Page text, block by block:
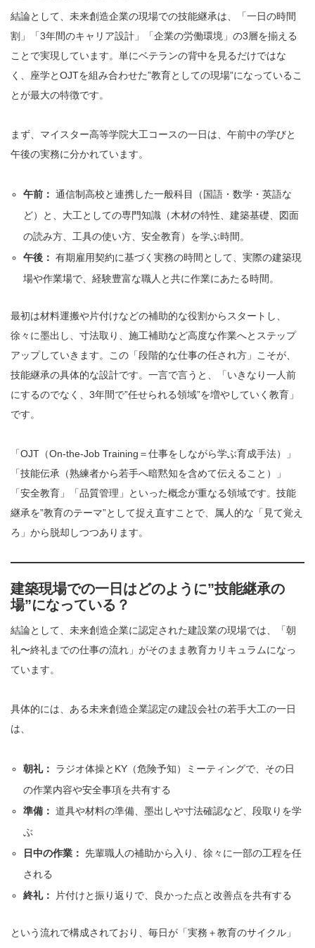
結論として、未来創造企業の現場での技能継承は、「一日の時間
割」「3年間のキャリア設計」「企業の労働環境」の3層を揃える
ことで実現しています。単にベテランの背中を見るだけではな
く、座学とOJTを組み合わせた”教育としての現場”になっているこ
とが最大の特徴です。
まず、マイスター高等学院大工コースの一日は、午前中の学びと
午後の実務に分かれています。
午前： 通信制高校と連携した一般科目（国語・数学・英語な
ど）と、大工としての専門知識（木材の特性、建築基礎、図面
の読み方、工具の使い方、安全教育）を学ぶ時間。
午後： 有期雇用契約に基づく実務の時間として、実際の建築現
場や作業場で、経験豊富な職人と共に作業にあたる時間。
最初は材料運搬や片付けなどの補助的な役割からスタートし、
徐々に墨出し、寸法取り、施工補助など高度な作業へとステップ
アップしていきます。この「段階的な仕事の任され方」こそが、
技能継承の具体的な設計です。一言で言うと、「いきなり一人前
にするのでなく、3年間で”任せられる領域”を増やしていく教育」
です。
「OJT（On-the-Job Training＝仕事をしながら学ぶ育成手法）」
「技能伝承（熟練者から若手へ暗黙知を含めて伝えること）」
「安全教育」「品質管理」といった概念が重なる領域です。技能
継承を”教育のテーマ”として捉え直すことで、属人的な「見て覚え
ろ」から脱却しつつあります。
建築現場での一日はどのように”技能継承の
場”になっている？
結論として、未来創造企業に認定された建設業の現場では、「朝
礼〜終礼までの仕事の流れ」がそのまま教育カリキュラムになっ
ています。
具体的には、ある未来創造企業認定の建設会社の若手大工の一日
は、
朝礼：
ラジオ体操とKY（危険予知）ミーティングで、その日
の作業内容や安全事項を共有する
準備： 道具や材料の準備、墨出しや寸法確認など、段取りを学
ぶ
日中の作業： 先輩職人の補助から入り、徐々に一部の工程を任
される
終礼：
片付けと振り返りで、良かった点と改善点を共有する
という流れで構成されており、毎日が「実務＋教育のサイクル」